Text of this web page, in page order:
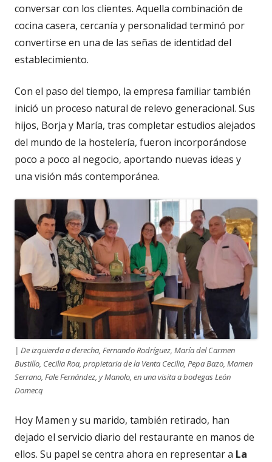
conversar con los clientes. Aquella combinación de
cocina casera, cercanía y personalidad terminó por
convertirse en una de las señas de identidad del
establecimiento.
Con el paso del tiempo, la empresa familiar también
inició un proceso natural de relevo generacional. Sus
hijos, Borja y María, tras completar estudios alejados
del mundo de la hostelería, fueron incorporándose
poco a poco al negocio, aportando nuevas ideas y
una visión más contemporánea.
| De izquierda a derecha, Fernando Rodríguez, María del Carmen
Bustillo, Cecilia Roa, propietaria de la Venta Cecilia, Pepa Bazo, Mamen
Serrano, Fale Fernández, y Manolo, en una visita a bodegas León
Domecq
Hoy Mamen y su marido, también retirado, han
dejado el servicio diario del restaurante en manos de
ellos. Su papel se centra ahora en representar a La